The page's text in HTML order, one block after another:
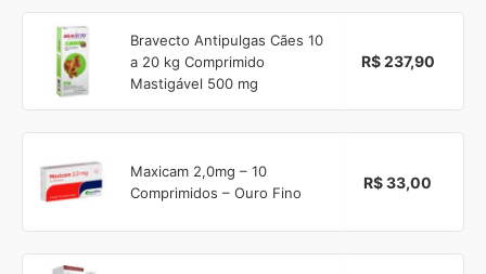
Bravecto Antipulgas Cães 10
a 20 kg Comprimido
Mastigável 500 mg
R$ 237,90
Maxicam 2,0mg – 10
Comprimidos – Ouro Fino
R$ 33,00